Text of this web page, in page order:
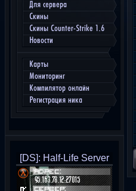
Для сервера
Скины
Скины Counter-Strike 1.6
Новости
Карты
Мониторинг
Компилятор онлайн
Регистрация ника
[DS]: Half-Life Server